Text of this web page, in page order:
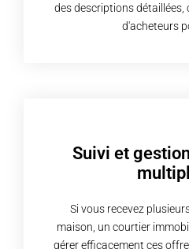
des descriptions
d'acheteurs
Suivi et
Si vous recevez
maison, un courtier
gérer efficacement ces